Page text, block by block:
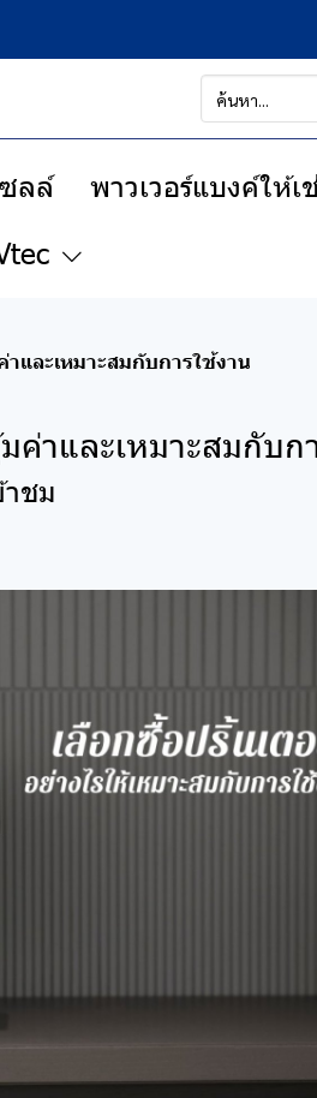
ลล์ พาวเวอร์แบงค์ให้เ
าและเหมาะสมกับการใช้งาน
ค่าและเหมาะสมกับก
ชม